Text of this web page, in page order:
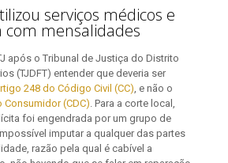
serviços médicos e
com mensalidades
após o Tribunal de Justiça do Distrito
(TJDFT) entender que deveria ser
248 do Código Civil (CC), e não o
(CDC). Para a corte local,
foi engendrada por um grupo de
imputar a qualquer das partes
razão pela qual é cabível a